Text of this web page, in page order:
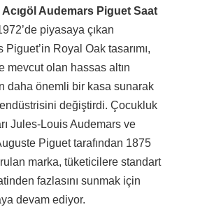
Acıgöl Audemars Piguet Saat
piyasaya çıkan
Piguet’in Royal Oak tasarımı,
mevcut olan hassas altın
daha önemli bir kasa sunarak
değiştirdi. Çocukluk
Jules-Louis Audemars ve
Piguet tarafından 1875
marka, tüketicilere standart
fazlasını sunmak için
devam ediyor.